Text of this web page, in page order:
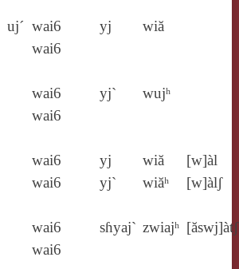
uj´ wai6
wai6
yj wiă
wai6
wai6
yj` wujʰ
wai6
wai6
yj
yj`
wiă
wiăʰ
[w]àl
[w]àlʃ
wai6
wai6
sɦyaj` zwiajʰ [ăswj]àtʃ